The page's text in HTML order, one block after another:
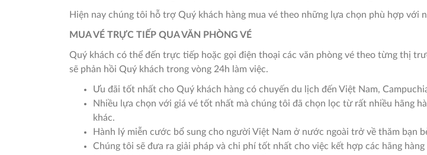
Hiện nay chúng tôi hỗ trợ Quý khách hàng mua vé theo những lựa chọn phù hợp với
MUA VÉ TRỰC TIẾP QUA VĂN PHÒNG VÉ
Quý khách có thể đến trực tiếp hoặc gọi điện thoại các văn phòng vé theo từng thị
sẽ phản hồi Quý khách trong vòng 24h làm việc.
Ưu đãi tốt nhất cho Quý khách hàng có chuyến du lịch đến Việt Nam,
Nhiều lựa chọn với giá vé tốt nhất mà chúng tôi đã chọn lọc từ rất nhiều hãng
khác.
Hành lý miễn cước bổ sung cho người Việt Nam ở nước ngoài trở về thăm bạn
Chúng tôi sẽ đưa ra giải pháp và chi phí tốt nhất cho việc kết hợp các hãng